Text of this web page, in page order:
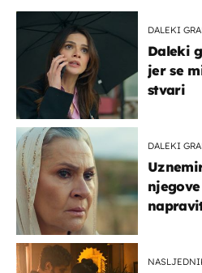
DALEKI
Daleki
jer se
stvari
DALEKI